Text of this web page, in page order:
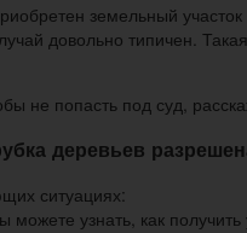
земельный
довольно типичен.
не попасть под суд,
деревьев
ситуациях:
узнать, как